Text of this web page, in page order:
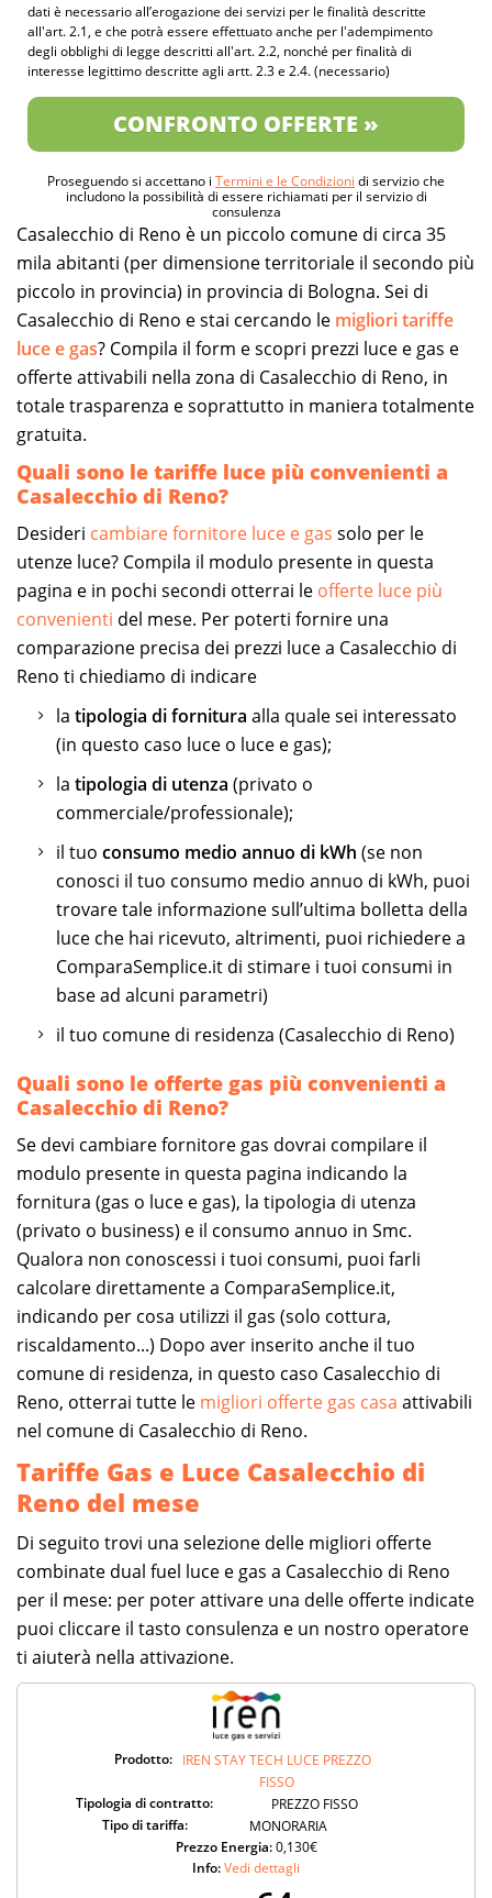
dati è necessario all’erogazione dei servizi per le finalità descritte
all'art. 2.1, e che potrà essere effettuato anche per l'adempimento
degli obblighi di legge descritti all'art. 2.2, nonché per finalità di
interesse legittimo descritte agli artt. 2.3 e 2.4. (necessario)
CONFRONTO OFFERTE »
Proseguendo si accettano i Termini e le Condizioni di servizio che
includono la possibilità di essere richiamati per il servizio di
consulenza
Casalecchio di Reno è un piccolo comune di circa 35
mila abitanti (per dimensione territoriale il secondo più
piccolo in provincia) in provincia di Bologna. Sei di
Casalecchio di Reno e stai cercando le migliori tariffe
luce e gas? Compila il form e scopri prezzi luce e gas e
offerte attivabili nella zona di Casalecchio di Reno, in
totale trasparenza e soprattutto in maniera totalmente
gratuita.
Quali sono le tariffe luce più convenienti a
Casalecchio di Reno?
Desideri cambiare fornitore luce e gas solo per le
utenze luce? Compila il modulo presente in questa
pagina e in pochi secondi otterrai le offerte luce più
convenienti del mese. Per poterti fornire una
comparazione precisa dei prezzi luce a Casalecchio di
Reno ti chiediamo di indicare
la tipologia di fornitura alla quale sei interessato
(in questo caso luce o luce e gas);
la tipologia di utenza (privato o
commerciale/professionale);
il tuo consumo medio annuo di kWh (se non
conosci il tuo consumo medio annuo di kWh, puoi
trovare tale informazione sull’ultima bolletta della
luce che hai ricevuto, altrimenti, puoi richiedere a
ComparaSemplice.it di stimare i tuoi consumi in
base ad alcuni parametri)
il tuo comune di residenza (Casalecchio di Reno)
Quali sono le offerte gas più convenienti a
Casalecchio di Reno?
Se devi cambiare fornitore gas dovrai compilare il
modulo presente in questa pagina indicando la
fornitura (gas o luce e gas), la tipologia di utenza
(privato o business) e il consumo annuo in Smc.
Qualora non conoscessi i tuoi consumi, puoi farli
calcolare direttamente a ComparaSemplice.it,
indicando per cosa utilizzi il gas (solo cottura,
riscaldamento...) Dopo aver inserito anche il tuo
comune di residenza, in questo caso Casalecchio di
Reno, otterrai tutte le migliori offerte gas casa attivabili
nel comune di Casalecchio di Reno.
Tariffe Gas e Luce Casalecchio di
Reno del mese
Di seguito trovi una selezione delle migliori offerte
combinate dual fuel luce e gas a Casalecchio di Reno
per il mese: per poter attivare una delle offerte indicate
puoi cliccare il tasto consulenza e un nostro operatore
ti aiuterà nella attivazione.
Prodotto: IREN STAY TECH LUCE PREZZO
FISSO
Tipologia di contratto:
PREZZO FISSO
Tipo di tariffa:
MONORARIA
Prezzo Energia:0,130€
Info:Vedi dettagli